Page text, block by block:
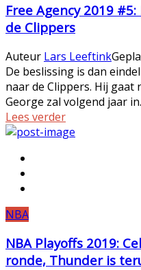
Free Agency 2019
de Clippers
Auteur Lars Leeftink
De beslissing is dan
naar de Clippers. Hij gaat
George zal volgend jaar
Lees verder
NBA
NBA Playoffs 2019:
ronde, Thunder is